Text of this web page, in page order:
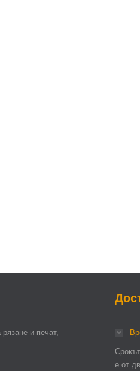
и печат,
е от